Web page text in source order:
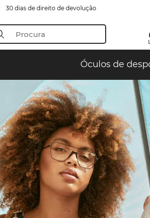
30 dias de direito de devolução
Óculos de